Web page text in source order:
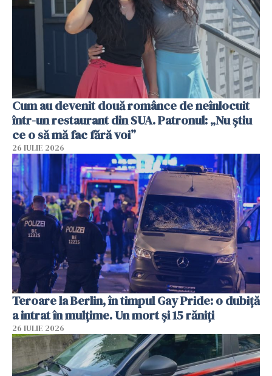
Cum au devenit două românce de neînlocuit
într-un restaurant din SUA. Patronul: „Nu știu
ce o să mă fac fără voi”
26 IULIE 2026
Teroare la Berlin, în timpul Gay Pride: o dubiță
a intrat în mulțime. Un mort și 15 răniți
26 IULIE 2026